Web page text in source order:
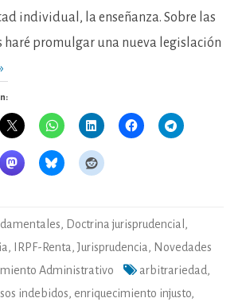
individual, la enseñanza. Sobre las
haré promulgar una nueva legislación
, Doctrina jurisprudencial ,
, IRPF-Renta ,Jurisprudencia , Novedades
Administrativo arbitrariedad ,
indebidos, enriquecimiento injusto,